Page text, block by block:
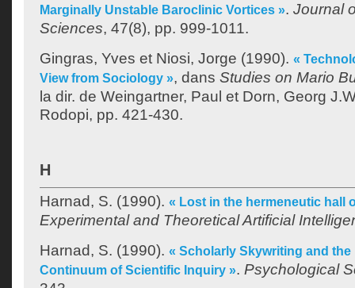
Marginally Unstable Baroclinic Vortices ». Journal
Sciences, 47(8), pp. 999-1011.
Gingras, Yves et Niosi, Jorge (1990). «
View from Sociology », dans Studies on Mario
la dir. de Weingartner, Paul et Dorn, Georg
Rodopi, pp. 421-430.
H
Harnad, S. (1990). « Lost in the hermeneutic hall
Experimental and Theoretical Artificial
Harnad, S. (1990). « Scholarly Skywriting and
Continuum of Scientific Inquiry ». Psychological